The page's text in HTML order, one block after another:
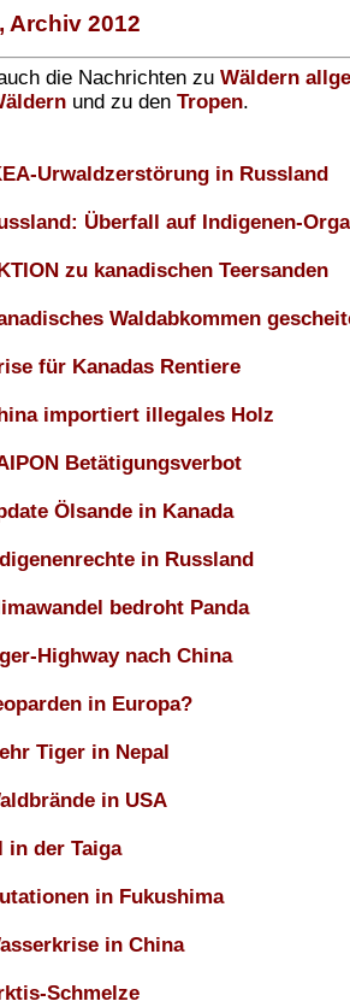
Archiv 2012
die Nachrichten zu Wäldern
und zu den Tropen.
Urwaldzerstörung in Russland
Überfall auf Indigenen-
zu kanadischen Teersanden
Waldabkommen
für Kanadas Rentiere
importiert illegales Holz
Betätigungsverbot
Ölsande in Kanada
in Russland
bedroht Panda
Highway nach China
in Europa?
Tiger in Nepal
in USA
in der Taiga
in Fukushima
in China
Schmelze